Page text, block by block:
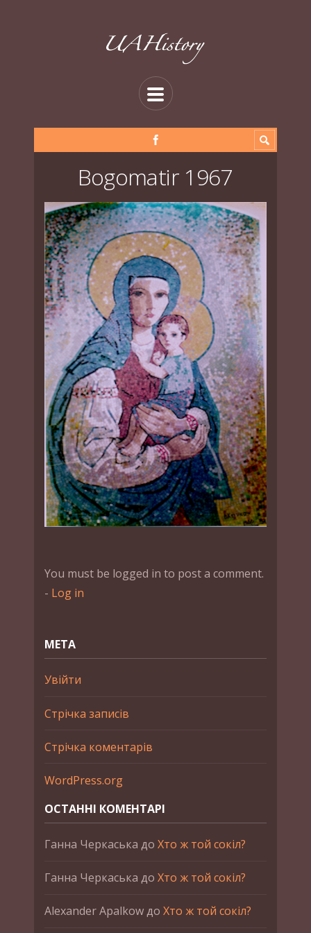
Bogomatir 1967
You must be logged in to post a comment.
- Log in
МЕТА
Увійти
Стрічка записів
Стрічка коментарів
WordPress.org
ОСТАННІ КОМЕНТАРІ
Ганна Черкаська до Хто ж той сокіл?
Ганна Черкаська до Хто ж той сокіл?
Alexander Apalkowдо Хто ж той сокіл?